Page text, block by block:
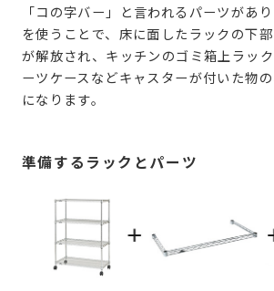
「コの字バー」と言われるパーツがあ
を使うことで、床に面したラックの下
が解放され、キッチンのゴミ箱上ラッ
ーツケースなどキャスターが付いた物
になります。
準備するラックとパーツ